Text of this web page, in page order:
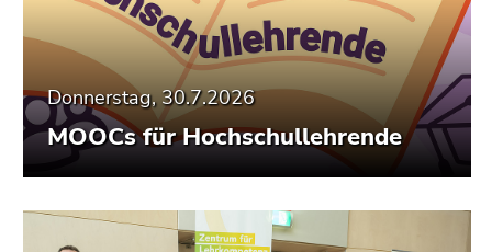
Donnerstag, 30.7.2026
MOOCs für Hochschullehrende